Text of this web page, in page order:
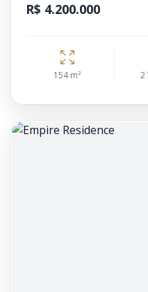
R$ 4.200.000
154 m² 2